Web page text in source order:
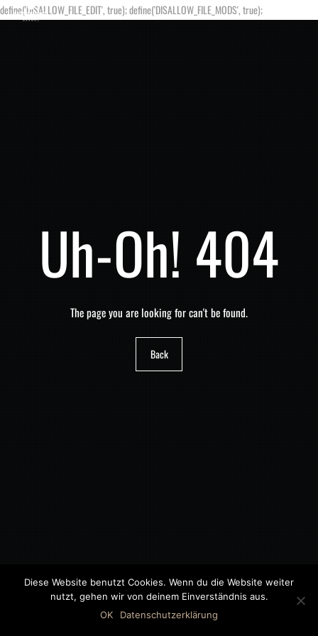
define('DISALLOW_FILE_EDIT', true); define('DISALLOW_FILE_MODS', true);
Uh-Oh! 404
The page you are looking for can't be found.
Back
©2018 MWB – MOTORWAGEN BERNAU GMBH
Diese Website benutzt Cookies. Wenn du die Website weiter
nutzt, gehen wir von deinem Einverständnis aus.
OK
Datenschutzerklärung